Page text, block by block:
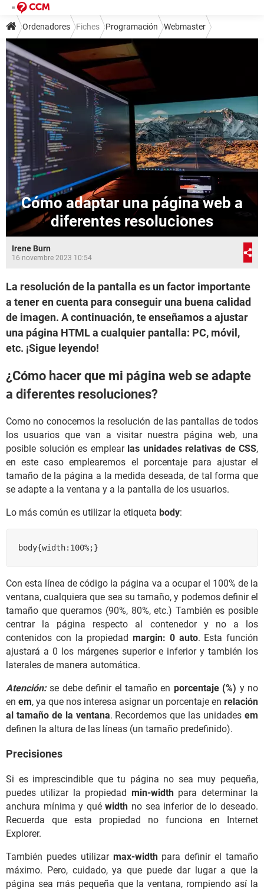
Ordenadores Fiches Programación Webmaster
Cómo adaptar una página web a
diferentes resoluciones
Irene Burn
16 novembre 2023 10:54
La resolución de la pantalla es un factor importante
a tener en cuenta para conseguir una buena calidad
de imagen. A continuación, te enseñamos a ajustar
una página HTML a cualquier pantalla: PC, móvil,
etc. ¡Sigue leyendo!
¿Cómo hacer que mi página web se adapte
a diferentes resoluciones?
Como no conocemos la resolución de las pantallas de todos
los usuarios que van a visitar nuestra página web, una
posible solución es emplear las unidades relativas de CSS,
en este caso emplearemos el porcentaje para ajustar el
tamaño de la página a la medida deseada, de tal forma que
se adapte a la ventana y a la pantalla de los usuarios.
Lo más común es utilizar la etiqueta body:
body{width:100%;}
Con esta línea de código la página va a ocupar el 100% de la
ventana, cualquiera que sea su tamaño, y podemos definir el
tamaño que queramos (90%, 80%, etc.) También es posible
centrar la página respecto al contenedor y no a los
contenidos con la propiedad margin: 0 auto. Esta función
ajustará a 0 los márgenes superior e inferior y también los
laterales de manera automática.
Atención:se debe definir el tamaño en porcentaje (%) y no
en em, ya que nos interesa asignar un porcentaje en relación
al tamaño de la ventana. Recordemos que las unidadesem
definen la altura de las líneas (un tamaño predefinido).
Precisiones
Si es imprescindible que tu página no sea muy pequeña,
puedes utilizar la propiedad min-widthpara determinar la
anchura mínima y quéwidth no sea inferior de lo deseado.
Recuerda que esta propiedad no funciona en Internet
Explorer.
También puedes utilizar max-widthpara definir el tamaño
máximo. Pero, cuidado, ya que puede dar lugar a que la
página sea más pequeña que la ventana, rompiendo así la